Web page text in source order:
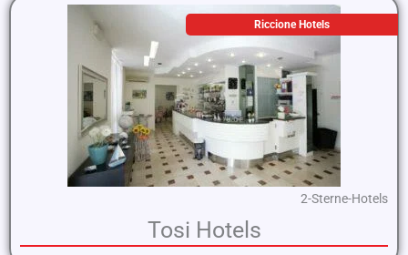
Riccione Hotels
2-Sterne-Hotels
Tosi Hotels